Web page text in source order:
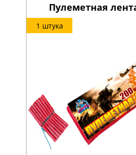
Пулеметная
1 штука